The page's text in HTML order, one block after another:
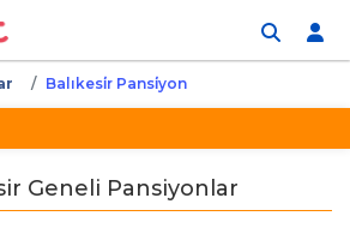
Balıkesi̇r Pansi̇yon
Geneli Pansiyonlar